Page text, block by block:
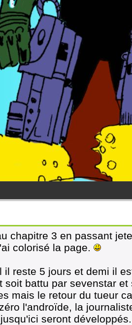
chapitre 3 en passant
colorisé la page.
il reste 5 jours et demi il
soit battu par sevenstar
mais le retour du tueur
l'androïde, la
seront